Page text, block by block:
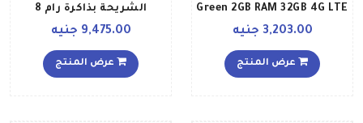
Green 2GB RAM 32GB 4G LTE
Middle East Version
3,203.00 جنيه
عرض المنتج
الشريحة بذاكرة رام 8
بلون أزرق داي بريك إصدار
الشرق الأوسط
9,475.00 جنيه
عرض المنتج